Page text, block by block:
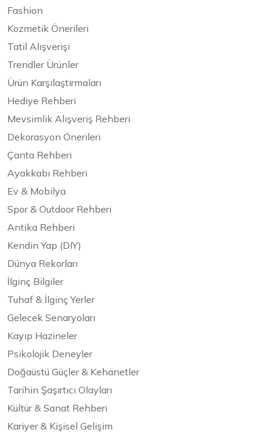
Fashion
Kozmetik Önerileri
Tatil Alışverişi
Trendler Ürünler
Ürün Karşılaştırmaları
Hediye Rehberi
Mevsimlik Alışveriş Rehberi
Dekorasyon Önerileri
Çanta Rehberi
Ayakkabı Rehberi
Ev & Mobilya
Spor & Outdoor Rehberi
Antika Rehberi
Kendin Yap (DIY)
Dünya Rekorları
İlginç Bilgiler
Tuhaf & İlginç Yerler
Gelecek Senaryoları
Kayıp Hazineler
Psikolojik Deneyler
Doğaüstü Güçler & Kehanetler
Tarihin Şaşırtıcı Olayları
Kültür & Sanat Rehberi
Kariyer & Kişisel Gelişim